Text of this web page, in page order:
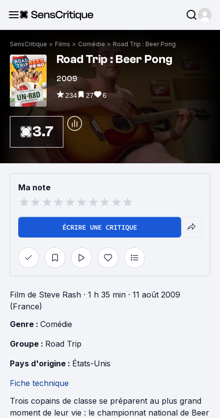
SensCritique > Films > Comédie > Road Trip : Beer Pong
Road Trip : Beer Pong
2009
234 27 6
3.7
Ma note
ÉCRIRE UNE CRITIQUE
Film de Steve Rash · 1 h 35 min · 11 août 2009
(France)
Genre : Comédie
Groupe : Road Trip
Pays d'origine : États-Unis
Fiche technique
Trois copains de classe se préparent au plus grand
moment de leur vie : le championnat national de Beer